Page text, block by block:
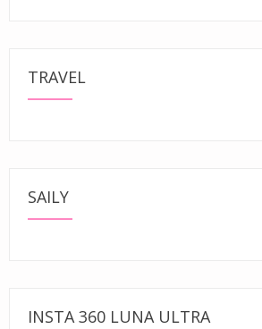
TRAVEL
SAILY
INSTA 360 LUNA ULTRA